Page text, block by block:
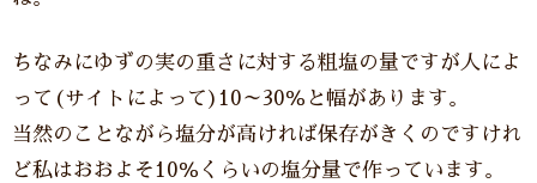
ちなみにゆずの実の重さに対する粗塩の量ですが人によ
って(サイトによって)10～30％と幅があります。
当然のことながら塩分が高ければ保存がきくのですけれ
ど私はおおよそ10％くらいの塩分量で作っています。